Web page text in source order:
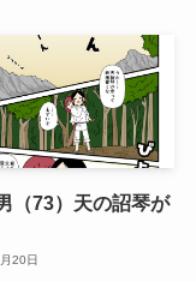
（73）天の詔琴が
20日